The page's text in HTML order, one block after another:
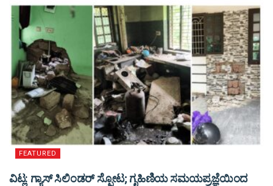
FEATURED
ವಿಟ್ಲ: ಗ್ಯಾಸ್ ಸಿಲಿಂಡರ್ ಸ್ಫೋಟ; ಗೃಹಿಣಿಯ ಸಮಯಪ್ರಜ್ಞೆಯಿಂದ